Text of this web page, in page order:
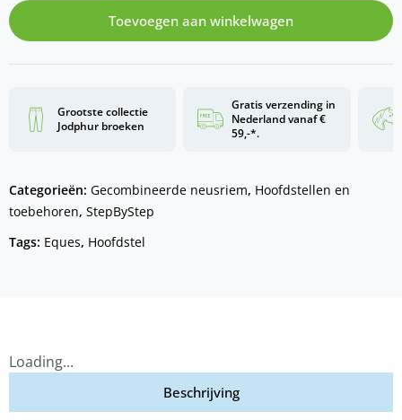
Toevoegen aan winkelwagen
Grootste collectie
Jodphur broeken
Gratis verzending in
Nederland vanaf €
59,-*.
Categorieën: Gecombineerde neusriem, Hoofdstellen en
toebehoren, StepByStep
Tags: Eques, Hoofdstel
Loading...
Beschrijving